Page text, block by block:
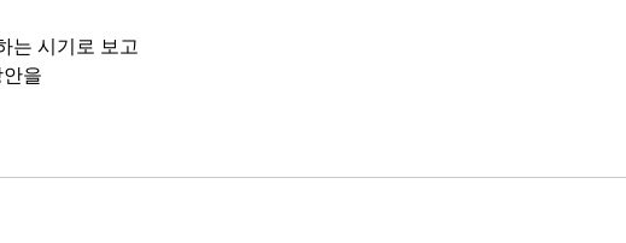
는 시기로 보고
을